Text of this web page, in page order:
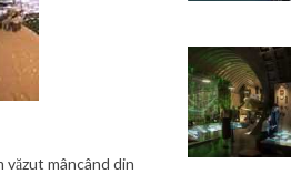
mâncând din